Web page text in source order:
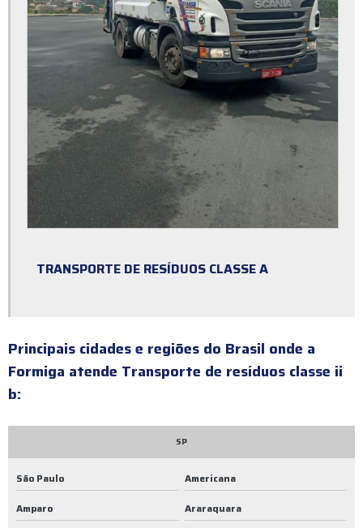
Caçambas estacionárias em sp
Coleta de entulho são paulo
Coleta de entulho sp
Coleta de lixo classe ii
Coleta de lixo industrial
Coleta de lixo industrial sp
Coleta de lixo orgânico
Coleta de resíduos classe ii
Coleta de resíduos da construção civil
Coleta de resíduos orgânicos
Coleta de resíduos orgânicos sp
TRANSPORTE DE RESÍDUOS CLASSE A
Principais cidades e regiões do Brasil onde a
Formiga atende Transporte de resíduos classe ii
b:
SP
São Paulo
Americana
Amparo
Araraquara